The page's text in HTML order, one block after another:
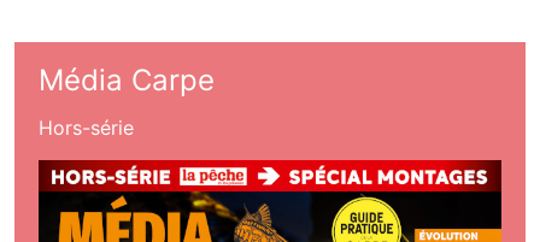
Média Carpe
Hors-série